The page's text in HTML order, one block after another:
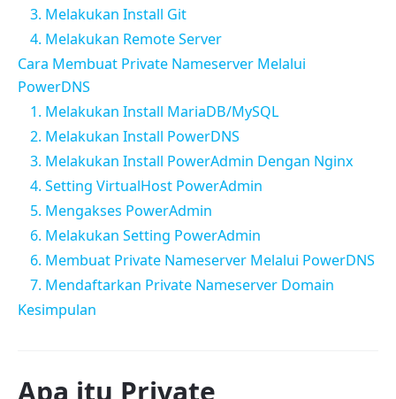
3. Melakukan Install Git
4. Melakukan Remote Server
Cara Membuat Private Nameserver Melalui
PowerDNS
1. Melakukan Install MariaDB/MySQL
2. Melakukan Install PowerDNS
3. Melakukan Install PowerAdmin Dengan Nginx
4. Setting VirtualHost PowerAdmin
5. Mengakses PowerAdmin
6. Melakukan Setting PowerAdmin
6. Membuat Private Nameserver Melalui PowerDNS
7. Mendaftarkan Private Nameserver Domain
Kesimpulan
Apa itu Private